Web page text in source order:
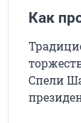
Как
Спели